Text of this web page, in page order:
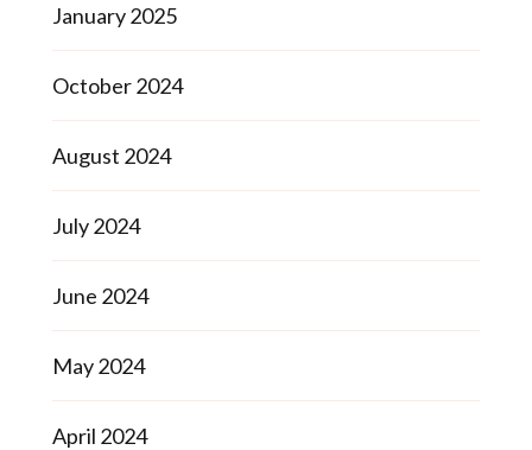
January 2025
October 2024
August 2024
July 2024
June 2024
May 2024
April 2024